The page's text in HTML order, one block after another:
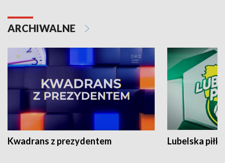
ARCHIWALNE
Kwadrans z prezydentem Lubelska piłka